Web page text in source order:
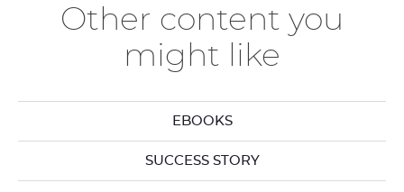
Other content you
might like
EBOOKS
SUCCESS STORY